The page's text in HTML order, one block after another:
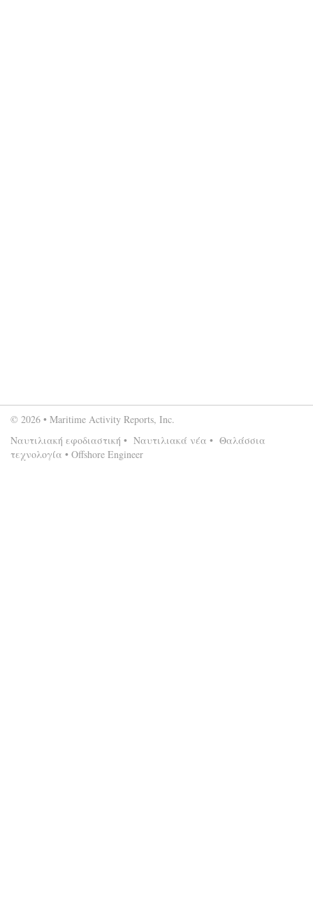
© 2026 • Maritime Activity Reports, Inc.
Ναυτιλιακή εφοδιαστική • Ναυτιλιακά νέα • Θαλάσσια
τεχνολογία • Offshore Engineer